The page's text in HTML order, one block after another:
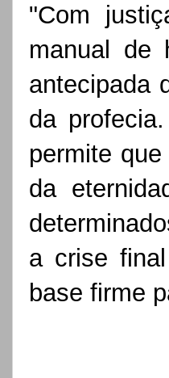
"Com
manual de
antecipada
da
permite
da
a crise
base firme